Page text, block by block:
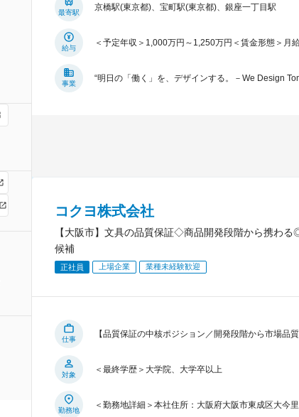
最寄駅
京橋駅(東京都)、宝町駅(東京都)、銀座一丁目駅
給与
＜予定年収＞1,000万円～1,250万円＜賃金形態＞月
事業
“明日の「働く」を、デザインする。－We Design
コクヨ株式会社
【大阪市】文具の品質保証◇商品開発段階から携わ
候補
正社員 上場企業 業種未経験歓迎
仕事
【品質保証の中核ポジション／開発段階から市場
対象
＜最終学歴＞大学院、大学卒以上
勤務地
＜勤務地詳細＞本社住所：大阪府大阪市東成区大今